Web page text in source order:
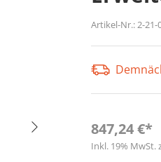
Artikel-Nr.:2-21-
847,24 €*
Inkl. 19% MwSt.